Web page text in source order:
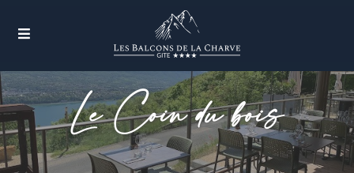
Le Coin du bois